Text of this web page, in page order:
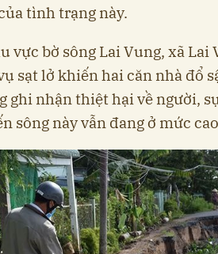
tình trạng này.
vực bờ sông Lai Vung, xã
sạt lở khiến hai căn nhà đổ
ghi nhận thiệt hại về người,
sông này vẫn đang ở mức